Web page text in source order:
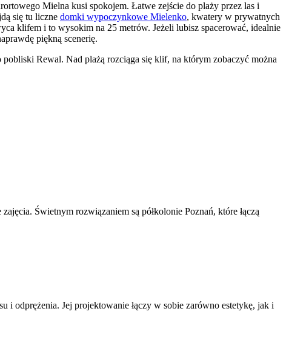
Mielna kusi spokojem. Łatwe zejście do plaży przez las i
się tu liczne domki wypoczynkowe Mielenko, kwatery w prywatnych
klifem i to wysokim na 25 metrów. Jeżeli lubisz spacerować, idealnie
piękną scenerię.
Rewal. Nad plażą rozciąga się klif, na którym zobaczyć można
Świetnym rozwiązaniem są półkolonie Poznań, które łączą
i odprężenia. Jej projektowanie łączy w sobie zarówno estetykę, jak i